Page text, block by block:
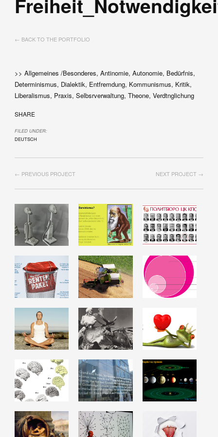
← BACK TO THE PORTFOLIO
>> Allgemeines /Besonderes, Antinomie, Autonomie, Bedürfnis,
Determinismus, Dialektik, Entfremdung, Kommunismus, Kritik,
Liberalismus, Praxis, Selbsrverwaltung, Theone, Verdtnglichung
SHARE
FILED UNDER:
DEUTSCH
NEXT PROJECT →
← PREVIOUS PROJECT